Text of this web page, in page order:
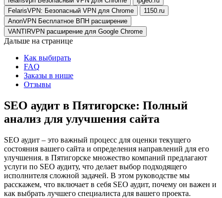
FelarisVPN: Безопасный VPN для Chrome
1150.ru
AnonVPN Бесплатное ВПН расширение
VANTIRVPN расширение для Google Chrome
Дальше на странице
Как выбирать
FAQ
Заказы в нише
Отзывы
SEO аудит в Пятигорске: Полный
анализ для улучшения сайта
SEO аудит – это важный процесс для оценки текущего
состояния вашего сайта и определения направлений для его
улучшения. в Пятигорске множество компаний предлагают
услуги по SEO аудиту, что делает выбор подходящего
исполнителя сложной задачей. В этом руководстве мы
расскажем, что включает в себя SEO аудит, почему он важен и
как выбрать лучшего специалиста для вашего проекта.